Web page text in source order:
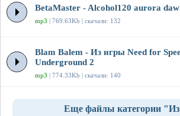
BetaMaster - Alcohol120 aurora
mp3 | 769.63Kb | скачали: 132
Blam Balem - Из игры Need for
Underground 2
mp3 | 774.33Kb | скачали: 140
Еще файлы категории